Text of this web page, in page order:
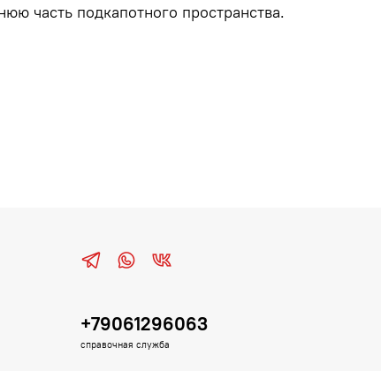
часть подкапотного пространства.
+79061296063
справочная служба